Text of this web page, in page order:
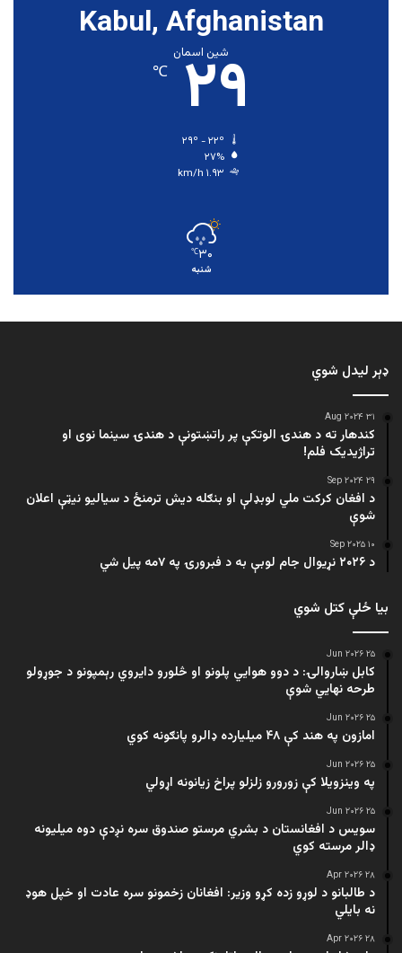
Kabul, Afghanistan
شین اسمان
۲۹ ℃
۲۷%
۱.۹۳ km/h
۳۰℃
شنبه
ډېر لیدل شوي
۳۱ Aug ۲۰۲۴
کندهار ته د هندۍ الوتکې پر راتښتونې د هندۍ سینما نوی او
تراژيديک فلم!
۲۹ Sep ۲۰۲۴
د افغان کرکت ملي لوبډلې او بنګله دیش ترمنځ د سیالیو نیټې اعلان
شوې
۱۰ Sep ۲۰۲۵
د ۲۰۲۶ نړیوال جام لوبې به د فبرورۍ په ۷مه پیل شي
بیا ځلې کتل شوي
۲۵ Jun ۲۰۲۶
کابل ښاروالۍ: د دوو هوايي پلونو او څلورو دایروي رېمپونو د جوړولو
طرحه نهایي شوې
۲۵ Jun ۲۰۲۶
امازون په هند کې ۴۸ میلیارده ډالرو پانګونه کوي
۲۵ Jun ۲۰۲۶
په وینزویلا کې زورورو زلزلو پراخ زیانونه اړولي
۲۵ Jun ۲۰۲۶
سویس د افغانستان د بشري مرستو صندوق سره نږدې دوه میلیونه
ډالر مرسته کوي
۲۸ Apr ۲۰۲۶
د طالبانو د لوړو زده کړو وزیر: افغانان زخمونو سره عادت او خپل هوډ
نه بایلي
۲۸ Apr ۲۰۲۶